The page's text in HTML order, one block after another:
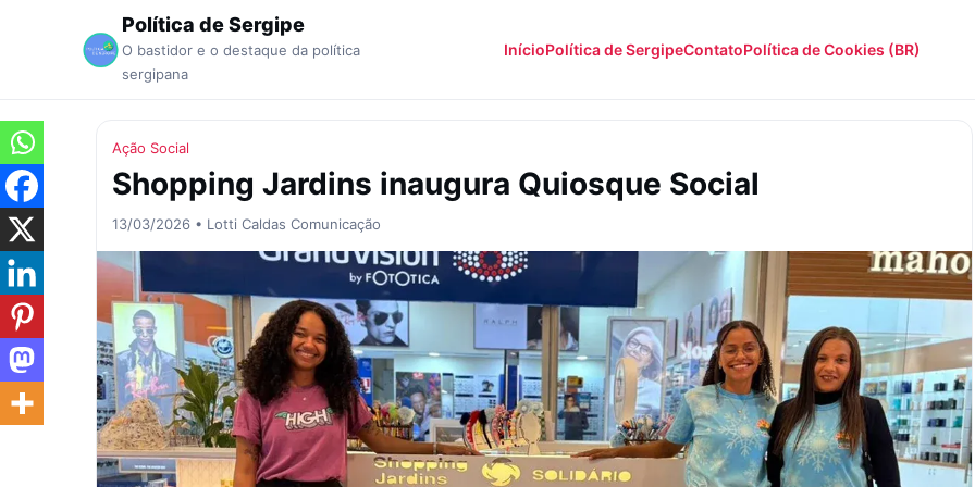
Política de Sergipe
O bastidor e o destaque da política
sergipana
InícioPolítica de SergipeContatoPolítica de Cookies (BR)
Ação Social
Shopping Jardins inaugura Quiosque Social
13/03/2026 • Lotti Caldas Comunicação